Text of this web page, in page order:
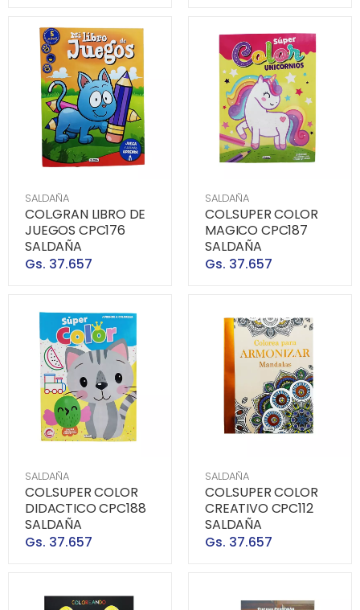
SALDAÑA
COL.GRAN LIBRO DE
JUEGOS CPC176
SALDAÑA
Gs. 37.657
SALDAÑA
COL.SUPER COLOR
MAGICO CPC187
SALDAÑA
Gs. 37.657
SALDAÑA
COL.SUPER COLOR
DIDACTICO CPC188
SALDAÑA
Gs. 37.657
SALDAÑA
COL.SUPER COLOR
CREATIVO CPC112
SALDAÑA
Gs. 37.657